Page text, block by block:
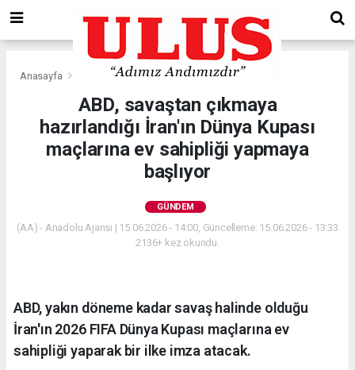
Anasayfa Gündem
ABD, savaştan çıkmaya
hazırlandığı İran'ın Dünya Kupası
maçlarına ev sahipliği yapmaya
başlıyor
GÜNDEM
(AA) - Anadolu Ajansı | 15.06.2026 - 14:00, Güncelleme: 15.06.2026 - 13:33
2136+ kez okundu.
ABD, yakın döneme kadar savaş halinde olduğu
İran'ın 2026 FIFA Dünya Kupası maçlarına ev
sahipliği yaparak bir ilke imza atacak.